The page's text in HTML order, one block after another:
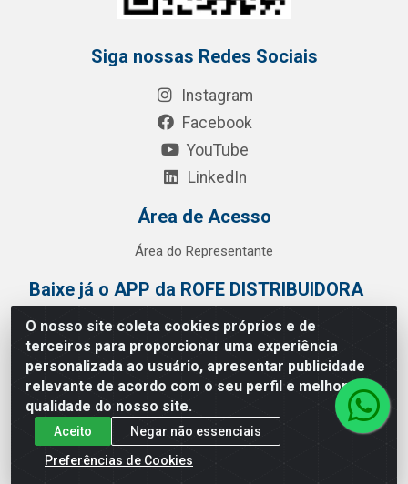
O nosso site coleta cookies próprios e de
terceiros para proporcionar uma experiência
personalizada ao usuário, apresentar publicidade
relevante de acordo com o seu perfil e melhorar a
qualidade do nosso site.
Aceito
Negar não essenciais
Preferências de Cookies
Siga nossas Redes Sociais
Instagram
Facebook
YouTube
LinkedIn
Área de Acesso
Área do Representante
Baixe já o APP da ROFE DISTRIBUIDORA